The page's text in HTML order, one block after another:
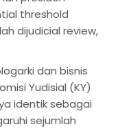
threshold
dijudicial review,
dan bisnis
Yudisial (KY)
identik sebagai
sejumlah